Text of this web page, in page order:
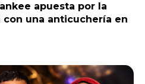
apuesta por la
una anticuchería en